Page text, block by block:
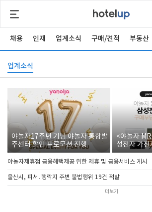
채용 인재 업계소식 구매/견적 부동산
업계소식
야놀자17주년 기념 야놀자 통합발
주센터 할인 프로모션 진행
<야놀자
성전자 가
야놀자제휴점 금융혜택제공 위한 제휴 및 금융서비스 게시
울산시, 피서․행락지 주변 불법행위 19건 적발
더보기